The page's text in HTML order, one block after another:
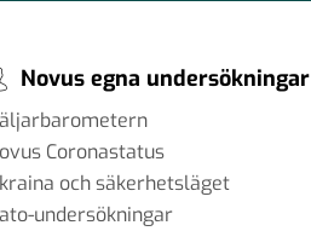
Novus egna undersökningar
Coronastatus
och säkerhetsläget
undersökningar